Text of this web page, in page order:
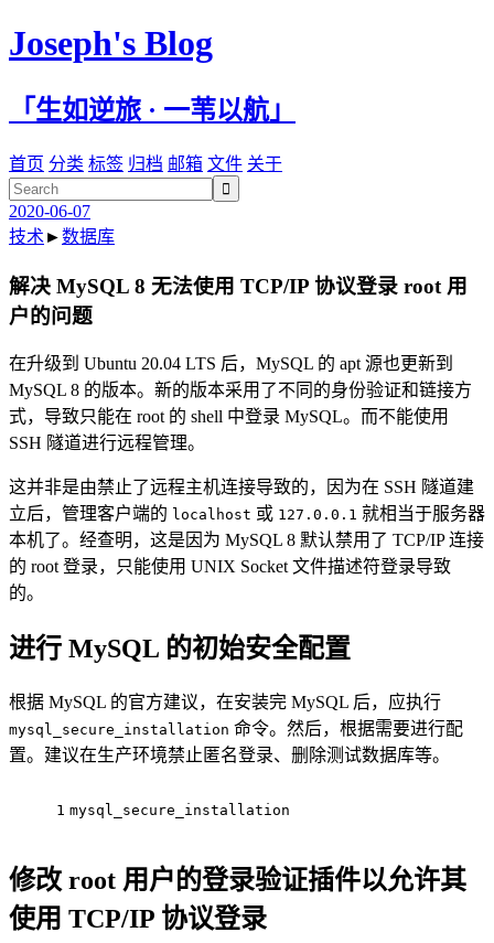
Joseph's Blog
「生如逆旅 · 一苇以航」
首页 分类 标签 归档 邮箱 文件 关于

2020-06-07
技术►数据库
解决 MySQL 8 无法使用 TCP/IP 协议登录 root 用
户的问题
在升级到 Ubuntu 20.04 LTS 后，MySQL 的 apt 源也更新到
MySQL 8 的版本。新的版本采用了不同的身份验证和链接方
式，导致只能在 root 的 shell 中登录 MySQL。而不能使用
SSH 隧道进行远程管理。
这并非是由禁止了远程主机连接导致的，因为在 SSH 隧道建
立后，管理客户端的 localhost 或 127.0.0.1 就相当于服务器
本机了。经查明，这是因为 MySQL 8 默认禁用了 TCP/IP 连接
的 root 登录，只能使用 UNIX Socket 文件描述符登录导致
的。
进行 MySQL 的初始安全配置
根据 MySQL 的官方建议，在安装完 MySQL 后，应执行
mysql_secure_installation 命令。然后，根据需要进行配
置。建议在生产环境禁止匿名登录、删除测试数据库等。
1 mysql_secure_installation
修改 root 用户的登录验证插件以允许其
使用 TCP/IP 协议登录